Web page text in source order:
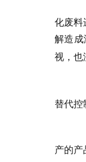
化废料
解造成
视，也
替代控
产的产